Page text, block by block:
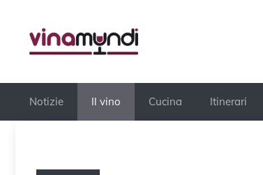
contenuto
Notizie Il vino Cucina Itinerari